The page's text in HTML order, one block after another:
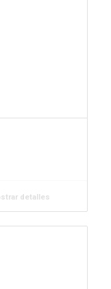
detalles